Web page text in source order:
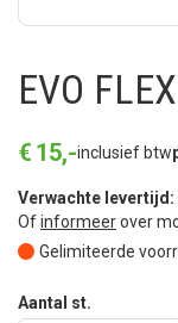
EVO
€ 15,-inclusief btw
Verwachte levertijd:
Ofinformeerover
Gelimiteerde
Aantal st.